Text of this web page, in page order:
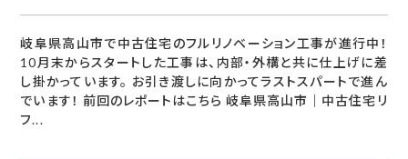
岐阜県高山市で中古住宅のフルリノベーション工事が進行中！
10月末からスタートした工事は、内部・外構と共に仕上げに差
し掛かっています。 お引き渡しに向かってラストスパートで進ん
でいます！ 前回のレポートはこちら 岐阜県高山市｜中古住宅リ
フ...